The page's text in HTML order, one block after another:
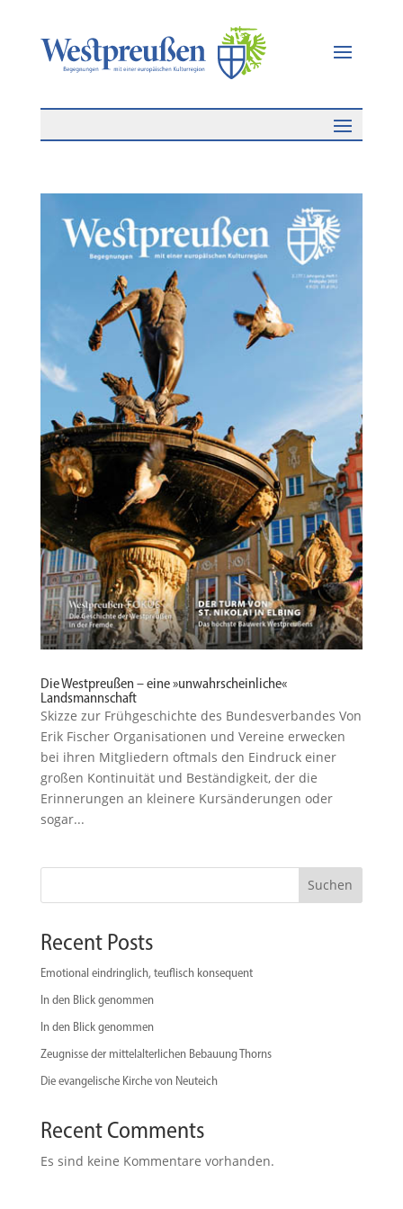
Die Westpreußen – eine »unwahrscheinliche«
Landsmannschaft
Skizze zur Frühge­schichte des Bundesverbandes Von
Erik Fischer Organi­sa­tionen und Vereine erwecken
bei ihren Mitgliedern oftmals den Eindruck einer
großen Konti­nuität und Bestän­digkeit, der die
Erinne­rungen an kleinere Kursän­de­rungen oder
sogar...
Suchen
Recent Posts
Emotional eindringlich, teuflisch konsequent
In den Blick genommen
In den Blick genommen
Zeugnisse der mittelalterlichen Bebauung Thorns
Die evangelische Kirche von Neuteich
Recent Comments
Es sind keine Kommentare vorhanden.